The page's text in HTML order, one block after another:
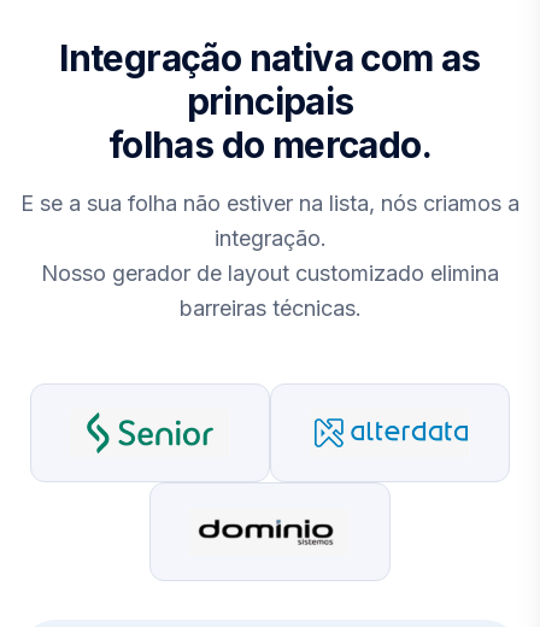
Integração nativa com as
principais
folhas do mercado.
E se a sua folha não estiver na lista, nós criamos a
integração.
Nosso gerador de layout customizado elimina
barreiras técnicas.